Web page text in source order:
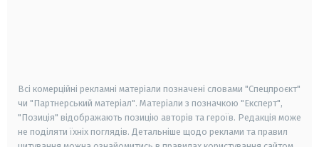
Всі комерційні рекламні матеріали позначені словами "Спецпроєкт"
чи "Партнерський матеріал". Матеріали з позначкою "Експерт",
"Позиція" відображають позицію авторів та героїв. Редакція може
не поділяти їхніх поглядів. Детальніше щодо реклами та правил